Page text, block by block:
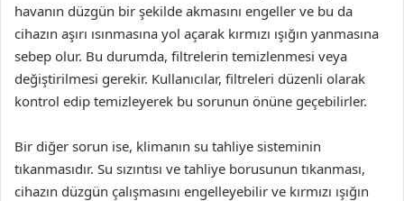
havanın düzgün bir şekilde akmasını engeller ve bu da
cihazın aşırı ısınmasına yol açarak kırmızı ışığın yanmasına
sebep olur. Bu durumda, filtrelerin temizlenmesi veya
değiştirilmesi gerekir. Kullanıcılar, filtreleri düzenli olarak
kontrol edip temizleyerek bu sorunun önüne geçebilirler.
Bir diğer sorun ise, klimanın su tahliye sisteminin
tıkanmasıdır. Su sızıntısı ve tahliye borusunun tıkanması,
cihazın düzgün çalışmasını engelleyebilir ve kırmızı ışığın